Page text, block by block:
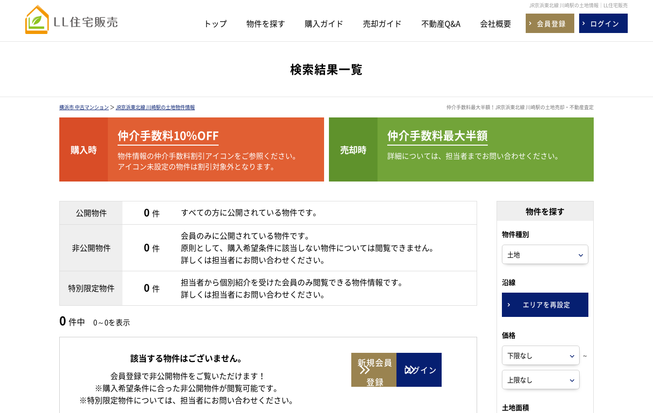
JR京浜東北線 川崎駅の土地情報｜LL住宅販売
トップ 物件を探す 購入ガイド 売却ガイド 不動産Q&A 会社概要 会員登録 ログイン
検索結果一覧
横浜市 中古マンション ＞ JR京浜東北線 川崎駅の土地物件情報 仲介手数料最大半額！JR京浜東北線 川崎駅の土地売却・不動産査定
購入時
仲介手数料10％OFF
物件情報の仲介手数料割引アイコンをご参照ください。
アイコン未設定の物件は割引対象外となります。
売却時
仲介手数料最大半額
詳細については、担当者までお問い合わせください。
公開物件 0 件 すべての方に公開されている物件です。
非公開物件 0 件
会員のみに公開されている物件です。
原則として、購入希望条件に該当しない物件については閲覧できません。
詳しくは担当者にお問い合わせください。
特別限定物件 0 件
担当者から個別紹介を受けた会員のみ閲覧できる物件情報です。
詳しくは担当者にお問い合わせください。
0 件中 0～0を表示
該当する物件はございません。
会員登録で非公開物件をご覧いただけます！
※購入希望条件に合った非公開物件が閲覧可能です。
※特別限定物件については、担当者にお問い合わせください。
新規会員
登録
ログイン
物件を探す
物件種別
沿線
エリアを再設定
価格
～
土地面積